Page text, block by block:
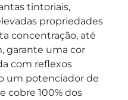
tintoriais,
propriedades
concentração, até
garante uma cor
com reflexos
um potenciador de
cobre 100% dos